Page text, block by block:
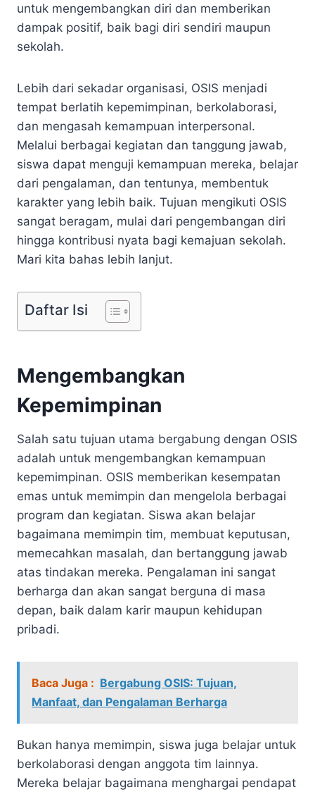
untuk mengembangkan diri dan memberikan
dampak positif, baik bagi diri sendiri maupun
sekolah.
Lebih dari sekadar organisasi, OSIS menjadi
tempat berlatih kepemimpinan, berkolaborasi,
dan mengasah kemampuan interpersonal.
Melalui berbagai kegiatan dan tanggung jawab,
siswa dapat menguji kemampuan mereka, belajar
dari pengalaman, dan tentunya, membentuk
karakter yang lebih baik. Tujuan mengikuti OSIS
sangat beragam, mulai dari pengembangan diri
hingga kontribusi nyata bagi kemajuan sekolah.
Mari kita bahas lebih lanjut.
Daftar Isi
Mengembangkan
Kepemimpinan
Salah satu tujuan utama bergabung dengan OSIS
adalah untuk mengembangkan kemampuan
kepemimpinan. OSIS memberikan kesempatan
emas untuk memimpin dan mengelola berbagai
program dan kegiatan. Siswa akan belajar
bagaimana memimpin tim, membuat keputusan,
memecahkan masalah, dan bertanggung jawab
atas tindakan mereka. Pengalaman ini sangat
berharga dan akan sangat berguna di masa
depan, baik dalam karir maupun kehidupan
pribadi.
Baca Juga : Bergabung OSIS: Tujuan,
Manfaat, dan Pengalaman Berharga
Bukan hanya memimpin, siswa juga belajar untuk
berkolaborasi dengan anggota tim lainnya.
Mereka belajar bagaimana menghargai pendapat